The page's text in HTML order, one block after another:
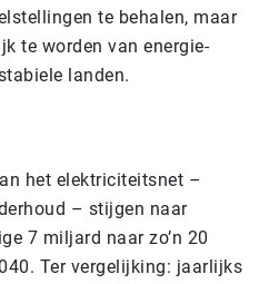
te behalen, maar
te worden van energie-
landen.
het elektriciteitsnet –
– stijgen naar
7 miljard naar zo’n 20
Ter vergelijking: jaarlijks